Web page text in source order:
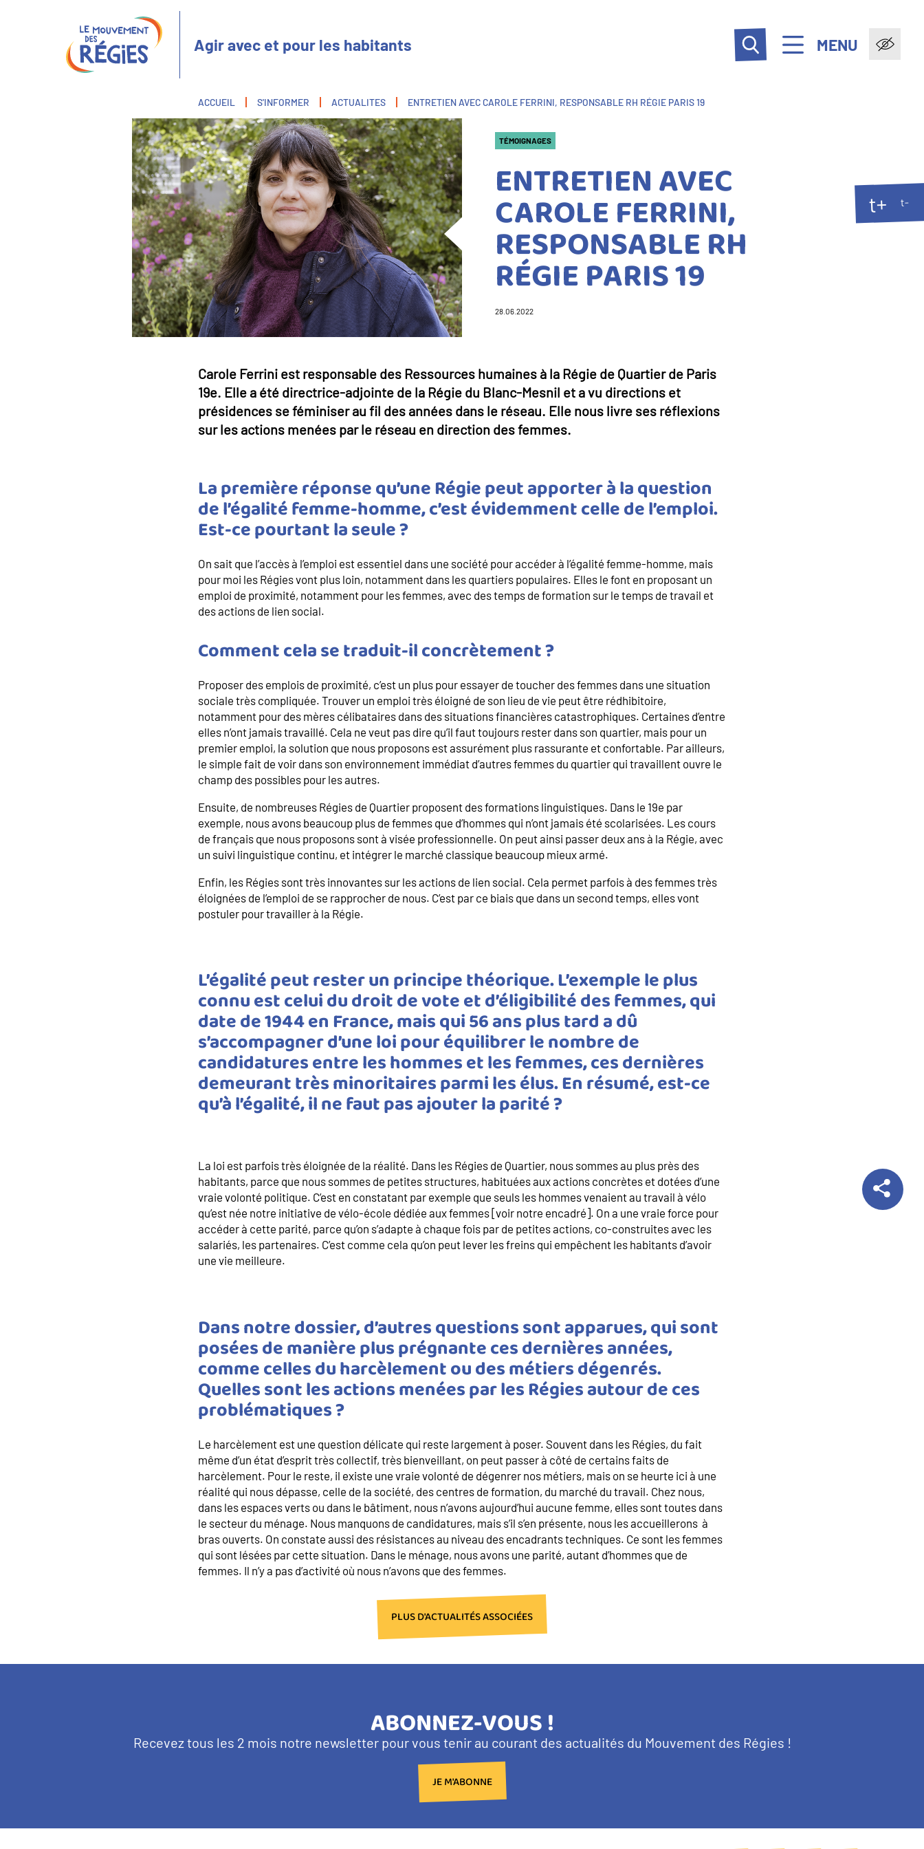
Agir avec et pour les habitants MENU
Fil
d'Ariane
ACCUEIL S'INFORMER ACTUALITES ENTRETIEN AVEC CAROLE FERRINI, RESPONSABLE RH RÉGIE PARIS 19
TÉMOIGNAGES
ENTRETIEN AVEC
CAROLE FERRINI,
RESPONSABLE RH
RÉGIE PARIS 19
28.06.2022
Carole Ferrini est responsable des Ressources humaines à la Régie de Quartier de Paris
19e. Elle a été directrice-adjointe de la Régie du Blanc-Mesnil et a vu directions et
présidences se féminiser au fil des années dans le réseau. Elle nous livre ses réflexions
sur les actions menées par le réseau en direction des femmes.
La première réponse qu’une Régie peut apporter à la question
de l’égalité femme-homme, c’est évidemment celle de l’emploi.
Est-ce pourtant la seule ?
On sait que l’accès à l’emploi est essentiel dans une société pour accéder à l’égalité femme-homme, mais
pour moi les Régies vont plus loin, notamment dans les quartiers populaires. Elles le font en proposant un
emploi de proximité, notamment pour les femmes, avec des temps de formation sur le temps de travail et
des actions de lien social.
Comment cela se traduit-il concrètement ?
Proposer des emplois de proximité, c’est un plus pour essayer de toucher des femmes dans une situation
sociale très compliquée. Trouver un emploi très éloigné de son lieu de vie peut être rédhibitoire,
notamment pour des mères célibataires dans des situations financières catastrophiques. Certaines d’entre
elles n’ont jamais travaillé. Cela ne veut pas dire qu’il faut toujours rester dans son quartier, mais pour un
premier emploi, la solution que nous proposons est assurément plus rassurante et confortable. Par ailleurs,
le simple fait de voir dans son environnement immédiat d’autres femmes du quartier qui travaillent ouvre le
champ des possibles pour les autres.
Ensuite, de nombreuses Régies de Quartier proposent des formations linguistiques. Dans le 19e par
exemple, nous avons beaucoup plus de femmes que d’hommes qui n’ont jamais été scolarisées. Les cours
de français que nous proposons sont à visée professionnelle. On peut ainsi passer deux ans à la Régie, avec
un suivi linguistique continu, et intégrer le marché classique beaucoup mieux armé.
Enfin, les Régies sont très innovantes sur les actions de lien social. Cela permet parfois à des femmes très
éloignées de l’emploi de se rapprocher de nous. C’est par ce biais que dans un second temps, elles vont
postuler pour travailler à la Régie.
L’égalité peut rester un principe théorique. L’exemple le plus
connu est celui du droit de vote et d’éligibilité des femmes, qui
date de 1944 en France, mais qui 56 ans plus tard a dû
s’accompagner d’une loi pour équilibrer le nombre de
candidatures entre les hommes et les femmes, ces dernières
demeurant très minoritaires parmi les élus. En résumé, est-ce
qu’à l’égalité, il ne faut pas ajouter la parité ?
La loi est parfois très éloignée de la réalité. Dans les Régies de Quartier, nous sommes au plus près des
habitants, parce que nous sommes de petites structures, habituées aux actions concrètes et dotées d’une
vraie volonté politique. C’est en constatant par exemple que seuls les hommes venaient au travail à vélo
qu’est née notre initiative de vélo-école dédiée aux femmes [voir notre encadré]. On a une vraie force pour
accéder à cette parité, parce qu’on s’adapte à chaque fois par de petites actions, co-construites avec les
salariés, les partenaires. C’est comme cela qu’on peut lever les freins qui empêchent les habitants d’avoir
une vie meilleure.
Dans notre dossier, d’autres questions sont apparues, qui sont
posées de manière plus prégnante ces dernières années,
comme celles du harcèlement ou des métiers dégenrés.
Quelles sont les actions menées par les Régies autour de ces
problématiques ?
Le harcèlement est une question délicate qui reste largement à poser. Souvent dans les Régies, du fait
même d’un état d’esprit très collectif, très bienveillant, on peut passer à côté de certains faits de
harcèlement. Pour le reste, il existe une vraie volonté de dégenrer nos métiers, mais on se heurte ici à une
réalité qui nous dépasse, celle de la société, des centres de formation, du marché du travail. Chez nous,
dans les espaces verts ou dans le bâtiment, nous n’avons aujourd’hui aucune femme, elles sont toutes dans
le secteur du ménage. Nous manquons de candidatures, mais s’il s’en présente, nous les accueillerons à
bras ouverts. On constate aussi des résistances au niveau des encadrants techniques. Ce sont les femmes
qui sont lésées par cette situation. Dans le ménage, nous avons une parité, autant d’hommes que de
femmes. Il n’y a pas d’activité où nous n’avons que des femmes.
PLUS D'ACTUALITÉS ASSOCIÉES
TITRE
BANDEAU
NEWSLETTER
ABONNEZ-VOUS !
Texte
Recevez tous les 2 mois notre newsletter pour vous tenir au courant des actualités du Mouvement des Régies !
JE M'ABONNE
t+ t-